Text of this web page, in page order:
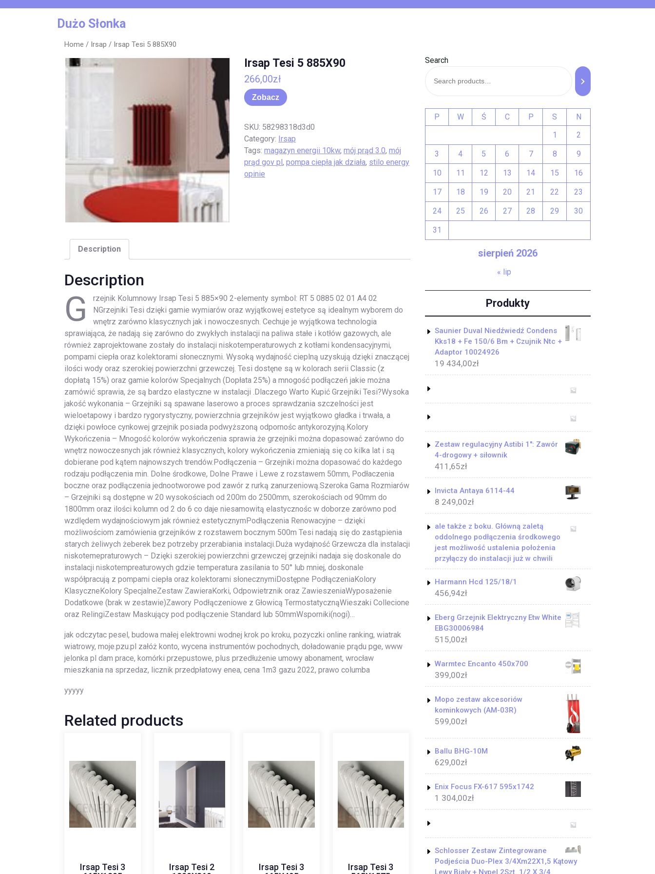
Dużo Słonka
Home / Irsap / Irsap Tesi 5 885X90
Irsap Tesi 5 885X90
266,00zł
Zobacz
SKU: 58298318d3d0
Category: Irsap
Tags:magazyn energii 10kw,mój prąd 3.0,mój
prąd gov pl,pompa ciepła jak działa, stilo energy
opinie
Description
Description
G
rzejnik Kolumnowy Irsap Tesi 5 885×90 2-elementy symbol: RT 5 0885 02 01 A4 02
NGrzejniki Tesi dzięki gamie wymiarów oraz wyjątkowej estetyce są idealnym wyborem do
wnętrz zarówno klasycznych jak i nowoczesnych. Cechuje je wyjątkowa technologia
sprawiająca, że nadają się zarówno do zwykłych instalacji na paliwa stałe i kotłów gazowych, ale
również zaprojektowane zostały do instalacji niskotemperaturowych z kotłami kondensacyjnymi,
pompami ciepła oraz kolektorami słonecznymi. Wysoką wydajność cieplną uzyskują dzięki znaczącej
ilości wody oraz szerokiej powierzchni grzewczej. Tesi dostęne są w kolorach serii Classic (z
dopłatą 15%) oraz gamie kolorów Specjalnych (Dopłata 25%) a mnogość podłączeń jakie można
zamówić sprawia, że są bardzo elastyczne w instalacji .Dlaczego Warto Kupić Grzejniki Tesi?Wysoka
jakość wykonania – Grzejniki są spawane laserowo a proces sprawdzania szczelności jest
wieloetapowy i bardzo rygorystyczny, powierzchnia grzejników jest wyjątkowo gładka i trwała, a
dzięki powłoce cynkowej grzejnik posiada podwyższoną odpornośc antykorozyjną.Kolory
Wykończenia – Mnogość kolorów wykończenia sprawia że grzejniki można dopasować zarówno do
wnętrz nowoczesnych jak również klasycznych, kolory wykończenia zmieniają się co kilka lat i są
dobierane pod kątem najnowszych trendów.Podłączenia – Grzejniki można dopasować do każdego
rodzaju podłączenia min. Dolne środkowe, Dolne Prawe i Lewe z rozstawem 50mm, Podłaczenia
boczne oraz podłączenia jednootworowe pod zawór z rurką zanurzeniową.Szeroka Gama Rozmiarów
– Grzejniki są dostępne w 20 wysokościach od 200m do 2500mm, szerokościach od 90mm do
1800mm oraz ilości kolumn od 2 do 6 co daje niesamowitą elastycznośc w doborze zarówno pod
wzdlędem wydajnościowym jak również estetycznymPodłączenia Renowacyjne – dzięki
możliwościom zamówienia grzejników z rozstawem bocznym 500m Tesi nadają się do zastąpienia
starych żeliwych żeberek bez potrzeby przerabiania instalacji.Duża wydajność Grzewcza dla instalacji
niskotemepraturowych – Dzięki szerokiej powierzchni grzewczej grzejniki nadaja się doskonale do
instalacji niskotempreaturowych gdzie temperatura zasilania to 50° lub mniej, doskonale
współpracują z pompami ciepła oraz kolektorami słonecznymiDostępne PodłączeniaKolory
KlasyczneKolory SpecjalneZestaw ZawieraKorki, Odpowietrznik oraz ZawieszeniaWyposażenie
Dodatkowe (brak w zestawie)Zawory Podłączeniowe z Głowicą TermostatycznąWieszaki Collecione
oraz RelingiZestaw Maskujący pod podłączenie Standard lub 50mmWsporniki(nogi)…
jak odczytac pesel, budowa małej elektrowni wodnej krok po kroku, pozyczki online ranking, wiatrak
wiatrowy, moje.pzu.pl załóż konto, wycena instrumentów pochodnych, doładowanie prądu pge, www
jelonka pl dam prace, komórki przepustowe, plus przedłużenie umowy abonament, wrocław
mieszkania na sprzedaz, licznik przedpłatowy enea, cena 1m3 gazu 2022, prawo columba
yyyyy
Related products
Irsap Tesi 3
Irsap Tesi 2
Irsap Tesi 3
Irsap Tesi 3
Search
sierpień 2026
P W Ś C P S
N
1
2
3 4 5 6 7 8 9
10 11 12 13 14 15 16
17 18 19 20 21 22 23
24 25 26 27 28 29 30
31
« lip
Produkty
Saunier Duval Niedźwiedź Condens
Kks18 + Fe 150/6 Bm + Czujnik Ntc +
Adaptor 10024926
19 434,00zł
Zestaw regulacyjny Astibi 1": Zawór
4-drogowy + siłownik
411,65zł
Invicta Antaya 6114-44
8 249,00zł
ale także z boku. Główną zaletą
oddolnego podłączenia środkowego
jest możliwość ustalenia położenia
przyłączy do instalacji już w chwili
Harmann Hcd 125/18/1
456,94zł
Eberg Grzejnik Elektryczny Etw White
EBG30006984
515,00zł
Warmtec Encanto 450x700
399,00zł
Mopo zestaw akcesoriów
kominkowych (AM-03R)
599,00zł
Ballu BHG-10M
629,00zł
Enix Focus FX-617 595x1742
1 304,00zł
Schlosser Zestaw Zintegrowane
Podjeścia Duo-Plex 3/4Xm22X1,5 Kątowy
Lewy Biały + Nypel 2Szt. 1/2 X 3/4